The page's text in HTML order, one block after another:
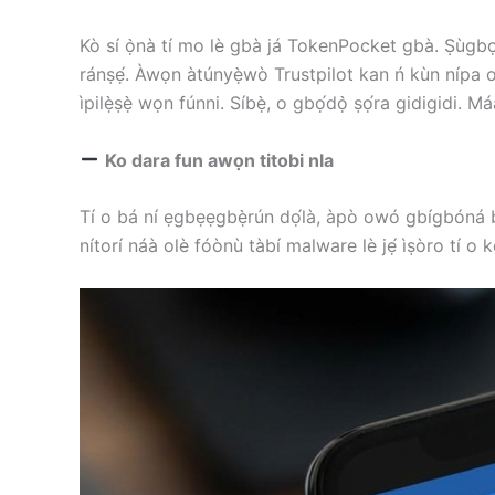
Kò sí ọ̀nà tí mo lè gbà já TokenPocket gbà.
ránṣẹ́. Àwọn àtúnyẹ̀wò Trustpilot kan ń kùn
ìpilẹ̀ṣẹ̀ wọn fúnni. Síbẹ̀, o gbọ́dọ̀ ṣọ́ra gidigidi.
Ko dara fun awọn titobi nla
Tí o bá ní ẹgbẹẹgbẹ̀rún dọ́là, àpò owó
nítorí náà olè fóònù tàbí malware lè jẹ́ ìṣòro tí o